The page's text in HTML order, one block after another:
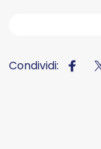
Condividi: